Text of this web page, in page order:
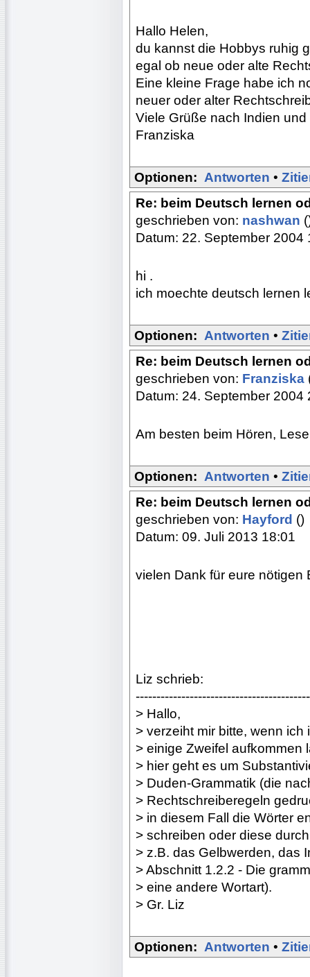
Hallo Helen,
du kannst die Hobbys ruhig
egal ob neue oder alte
Eine kleine Frage habe ich
neuer oder alter
Viele Grüße nach Indien
Franziska
Optionen: Antworten •
Re: beim Deutsch lernen
geschrieben von: nashwan
Datum: 22. September 2004
hi .
ich moechte deutsch lernen
Optionen: Antworten •
Re: beim Deutsch lernen
geschrieben von: Franziska
Datum: 24. September 2004
Am besten beim Hören,
Optionen: Antworten •
Re: beim Deutsch lernen
geschrieben von: Hayford ()
Datum: 09. Juli 2013 18:01
vielen Dank für eure nötigen
Liz schrieb:
> Hallo,
> verzeiht mir bitte, wenn
> einige Zweifel aufkommen
> hier geht es um
> Duden-Grammatik (die
> Rechtschreiberegeln
> in diesem Fall die Wörter
> schreiben oder diese
> z.B. das Gelbwerden, das
> Abschnitt 1.2.2 - Die
> eine andere Wortart).
> Gr. Liz
Optionen: Antworten •